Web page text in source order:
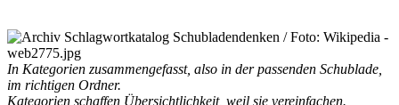
In Kategorien zusammengefasst, also in der passenden Schublade,
im richtigen Ordner.
Kategorien schaffen Übersichtlichkeit, weil sie vereinfachen.